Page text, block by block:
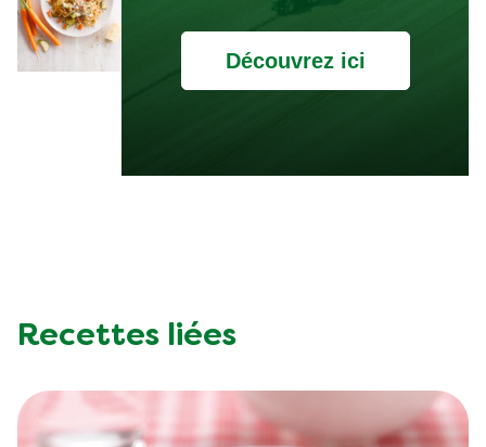
Découvrez ici
Recettes liées